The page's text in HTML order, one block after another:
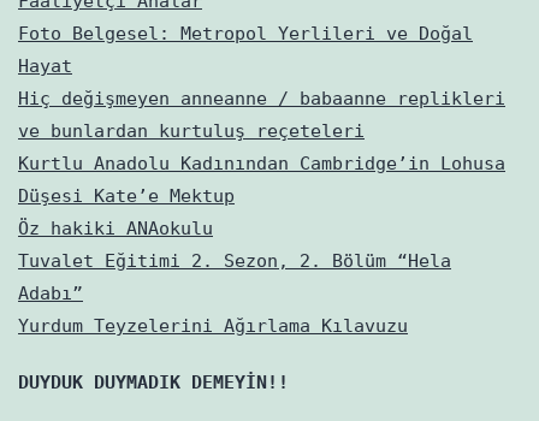
Foto Belgesel: Metropol Yerlileri ve Doğal
Hayat
Hiç değişmeyen anneanne / babaanne replikleri
ve bunlardan kurtuluş reçeteleri
Kurtlu Anadolu Kadınından Cambridge’in Lohusa
Düşesi Kate’e Mektup
Öz hakiki ANAokulu
Tuvalet Eğitimi 2. Sezon, 2. Bölüm “Hela
Adabı”
Yurdum Teyzelerini Ağırlama Kılavuzu
DUYDUK DUYMADIK DEMEYİN!!